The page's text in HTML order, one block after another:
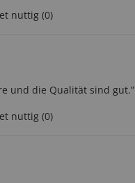
nuttig (0)
und die Qualität sind gut.”
nuttig (0)